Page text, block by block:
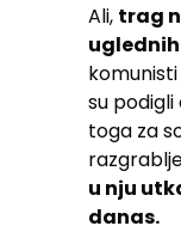
Ali, trag
su
toga za
u nju
danas.